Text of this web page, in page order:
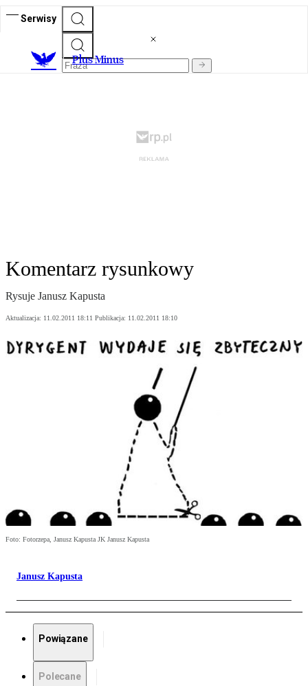
Serwisy
Plus Minus
Komentarz rysunkowy
Rysuje Janusz Kapusta
Aktualizacja: 11.02.2011 18:11 Publikacja: 11.02.2011 18:10
Foto: Fotorzepa, Janusz Kapusta JK Janusz Kapusta
Janusz Kapusta
Powiązane
Polecane